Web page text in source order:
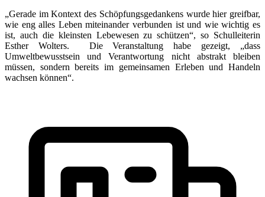
„Gerade im Kontext des Schöpfungsgedankens wurde hier greifbar,
wie eng alles Leben miteinander verbunden ist und wie wichtig es
ist, auch die kleinsten Lebewesen zu schützen“, so Schulleiterin
Esther Wolters. Die Veranstaltung habe gezeigt, „dass
Umweltbewusstsein und Verantwortung nicht abstrakt bleiben
müssen, sondern bereits im gemeinsamen Erleben und Handeln
wachsen können“.